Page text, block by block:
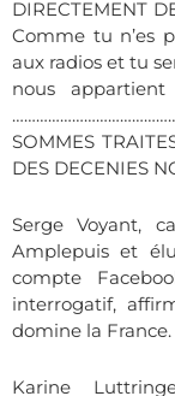
DIRECTEMENT
Comme tu n’es
aux radios et tu
nous
SOMMES
DES DECENIES
Serge Voyant,
Amplepuis et
compte
interrogatif,
domine la France.
Karine